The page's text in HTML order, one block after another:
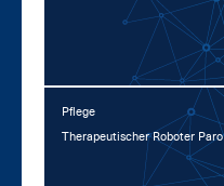
Pflege
The­ra­peu­ti­scher Ro­bo­ter Pa­ro